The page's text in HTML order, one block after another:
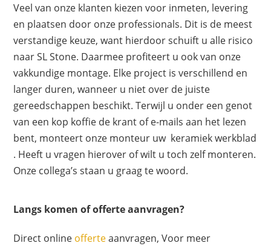
Veel van onze klanten kiezen voor inmeten, levering
en plaatsen door onze professionals. Dit is de meest
verstandige keuze, want hierdoor schuift u alle risico
naar SL Stone. Daarmee profiteert u ook van onze
vakkundige montage. Elke project is verschillend en
langer duren, wanneer u niet over de juiste
gereedschappen beschikt. Terwijl u onder een genot
van een kop koffie de krant of e-mails aan het lezen
bent, monteert onze monteur uw keramiek werkblad
. Heeft u vragen hierover of wilt u toch zelf monteren.
Onze collega’s staan u graag te woord.
Langs komen of offerte aanvragen?
Direct online offerteaanvragen, Voor meer